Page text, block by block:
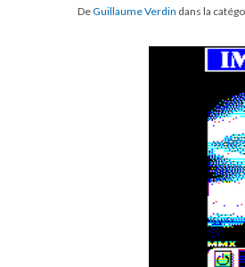
DeGuillaume Verdin dans la